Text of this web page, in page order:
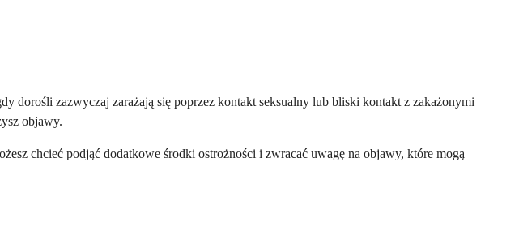
dorośli zazwyczaj zarażają się poprzez kontakt seksualny lub bliski kontakt z zakażonymi
objawy.
chcieć podjąć dodatkowe środki ostrożności i zwracać uwagę na objawy, które mogą